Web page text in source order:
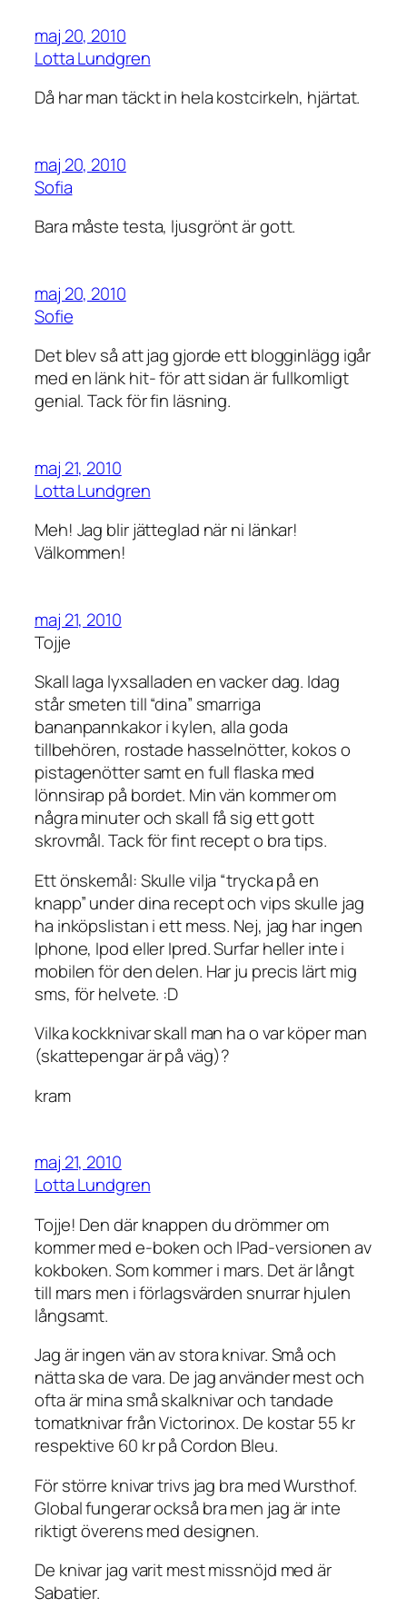
maj 20, 2010
Lotta Lundgren
Då har man täckt in hela kostcirkeln, hjärtat.
maj 20, 2010
Sofia
Bara måste testa, ljusgrönt är gott.
maj 20, 2010
Sofie
Det blev så att jag gjorde ett blogginlägg igår
med en länk hit- för att sidan är fullkomligt
genial. Tack för fin läsning.
maj 21, 2010
Lotta Lundgren
Meh! Jag blir jätteglad när ni länkar!
Välkommen!
maj 21, 2010
Tojje
Skall laga lyxsalladen en vacker dag. Idag
står smeten till “dina” smarriga
bananpannkakor i kylen, alla goda
tillbehören, rostade hasselnötter, kokos o
pistagenötter samt en full flaska med
lönnsirap på bordet. Min vän kommer om
några minuter och skall få sig ett gott
skrovmål. Tack för fint recept o bra tips.
Ett önskemål: Skulle vilja “trycka på en
knapp” under dina recept och vips skulle jag
ha inköpslistan i ett mess. Nej, jag har ingen
Iphone, Ipod eller Ipred. Surfar heller inte i
mobilen för den delen. Har ju precis lärt mig
sms, för helvete. :D
Vilka kockknivar skall man ha o var köper man
(skattepengar är på väg)?
kram
maj 21, 2010
Lotta Lundgren
Tojje! Den där knappen du drömmer om
kommer med e-boken och IPad-versionen av
kokboken. Som kommer i mars. Det är långt
till mars men i förlagsvärden snurrar hjulen
långsamt.
Jag är ingen vän av stora knivar. Små och
nätta ska de vara. De jag använder mest och
ofta är mina små skalknivar och tandade
tomatknivar från Victorinox. De kostar 55 kr
respektive 60 kr på Cordon Bleu.
För större knivar trivs jag bra med Wursthof.
Global fungerar också bra men jag är inte
riktigt överens med designen.
De knivar jag varit mest missnöjd med är
Sabatier.